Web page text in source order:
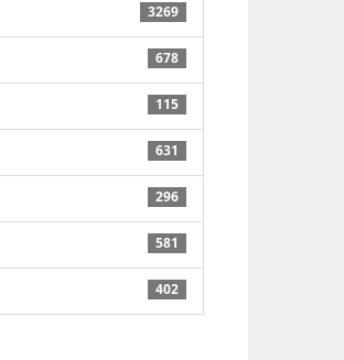
3269
678
115
631
296
581
402